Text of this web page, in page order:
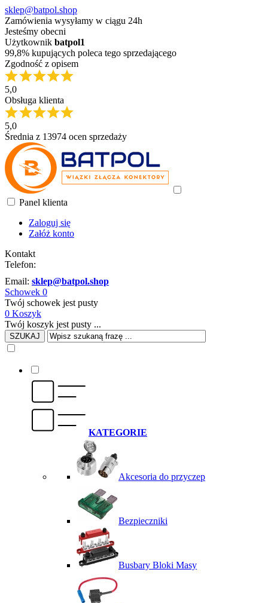
sklep@batpol.shop
Zamówienia wysyłamy w ciągu 24h
Jesteśmy obecni
Użytkownik batpol1
99,8% kupujących poleca tego sprzedającego
Zgodność z opisem
5,0
Obsługa klienta
5,0
Średnia z 13974 ocen sprzedaży
Panel klienta
Zaloguj się
Załóż konto
Kontakt
Telefon:
Email: sklep@batpol.shop
Schowek 0
Twój schowek jest pusty
0 Koszyk
Twój koszyk jest pusty ...
SZUKAJ
KATEGORIE
Akcesoria do przyczep
Bezpieczniki
Busbary Bloki Masy